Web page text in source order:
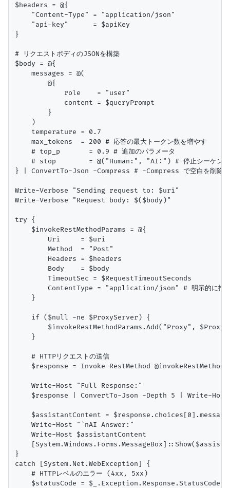
$headers = @{
    "Content-Type" = "application/json"
    "api-key"      = $apiKey
}
# リクエストボディのJSONを構築
$body = @{
    messages = @(
        @{
            role    = "user"
            content = $queryPrompt
        }
    )
    temperature = 0.7
    max_tokens  = 200 # 応答の最大トークン数を増やす
    # top_p       = 0.9 # 追加のパラメータ
    # stop        = @("Human:", "AI:") # 停止シーケンス
} | ConvertTo-Json -Compress # -Compress で空白を削除し、
Write-Verbose "Sending request to: $uri"
Write-Verbose "Request body: $($body)"
try {
    $invokeRestMethodParams = @{
        Uri     = $uri
        Method  = "Post"
        Headers = $headers
        Body    = $body
        TimeoutSec = $RequestTimeoutSeconds
ContentType = "application/json" # 明示的に指
    }
    if ($null -ne $ProxyServer) {
$invokeRestMethodParams.Add("Proxy",
    }
    # HTTPリクエストの送信
$response = Invoke-RestMethod
    Write-Host "Full Response:"
    $response | ConvertTo-Json -Depth 5 | Write-Host
$assistantContent =
    Write-Host "`nAI Answer:"
    Write-Host $assistantContent
}
catch [System.Net.WebException] {
    # HTTPレベルのエラー (4xx, 5xx)
$statusCode =